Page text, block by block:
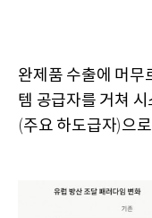
완제품 수출에 머무
템 공급자를 거쳐
(주요 하도급자)으